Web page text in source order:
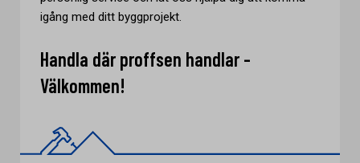
igång med ditt byggprojekt.
Handla där proffsen handlar -
Välkommen!